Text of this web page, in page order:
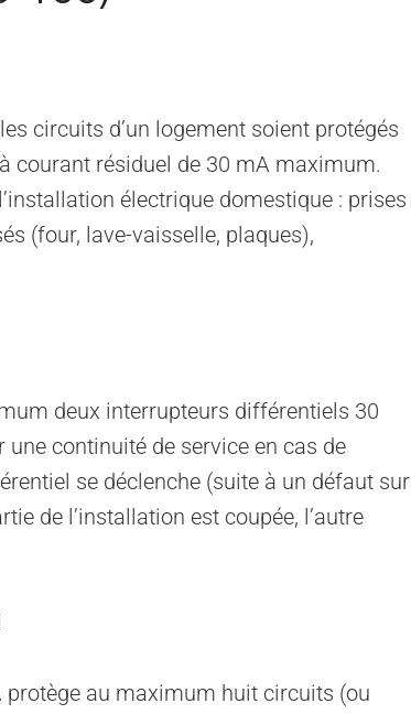
circuits d’un logement soient protégés
courant résiduel de 30 mA maximum.
électrique domestique : prises
(four, lave-vaisselle, plaques),
deux interrupteurs différentiels 30
continuité de service en cas de
se déclenche (suite à un défaut sur
de l’installation est coupée, l’autre
au maximum huit circuits (ou